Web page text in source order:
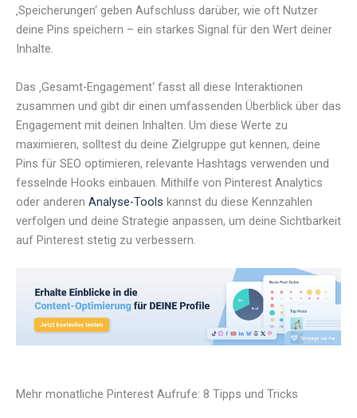
‚Speicherungen‘ geben Aufschluss darüber, wie oft Nutzer
deine Pins speichern – ein starkes Signal für den Wert deiner
Inhalte.
Das ‚Gesamt-Engagement‘ fasst all diese Interaktionen
zusammen und gibt dir einen umfassenden Überblick über das
Engagement mit deinen Inhalten. Um diese Werte zu
maximieren, solltest du deine Zielgruppe gut kennen, deine
Pins für SEO optimieren, relevante Hashtags verwenden und
fesselnde Hooks einbauen. Mithilfe von Pinterest Analytics
oder anderen Analyse-Tools kannst du diese Kennzahlen
verfolgen und deine Strategie anpassen, um deine Sichtbarkeit
auf Pinterest stetig zu verbessern.
Mehr monatliche Pinterest Aufrufe: 8 Tipps und Tricks